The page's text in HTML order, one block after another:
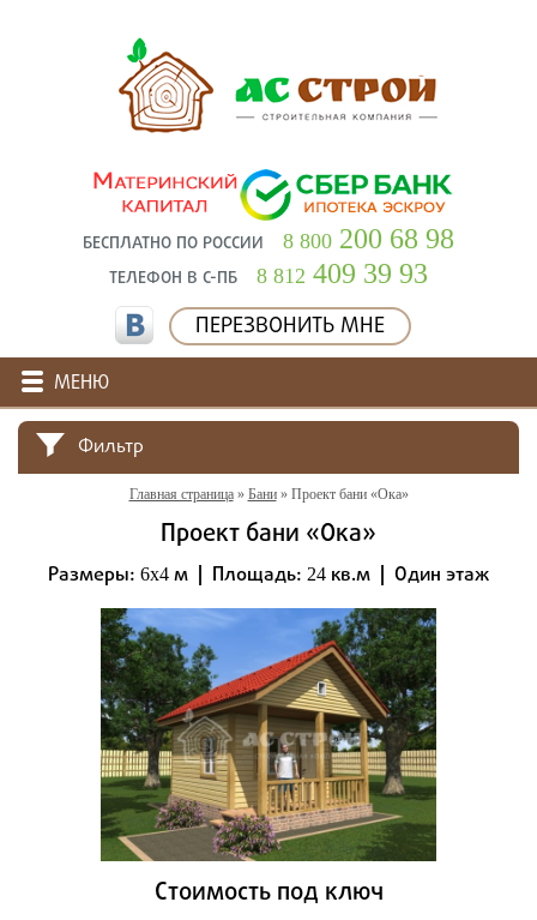
БЕСПЛАТНО ПО РОССИИ 8 800 200 68 98
ТЕЛЕФОН В С-ПБ 8 812 409 39 93
ПЕРЕЗВОНИТЬ МНЕ
МЕНЮ
Фильтр
Главная страница» Бани» Проект бани «Ока»
Проект бани «Ока»
Размеры: 6x4 м | Площадь: 24 кв.м | Один этаж
Стоимость под ключ